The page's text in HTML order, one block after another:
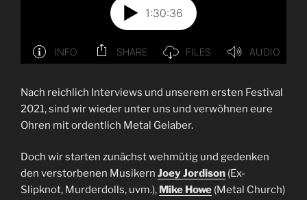
Nach reichlich Interviews und unserem ersten Festival
2021, sind wir wieder unter uns und verwöhnen eure
Ohren mit ordentlich Metal Gelaber.
Doch wir starten zunächst wehmütig und gedenken
den verstorbenen Musikern Joey Jordison (Ex-
Slipknot, Murderdolls, uvm.), Mike Howe (Metal Church)